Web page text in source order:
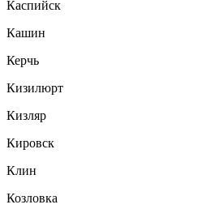
Каспийск
Кашин
Керчь
Кизилюрт
Кизляр
Кировск
Клин
Козловка